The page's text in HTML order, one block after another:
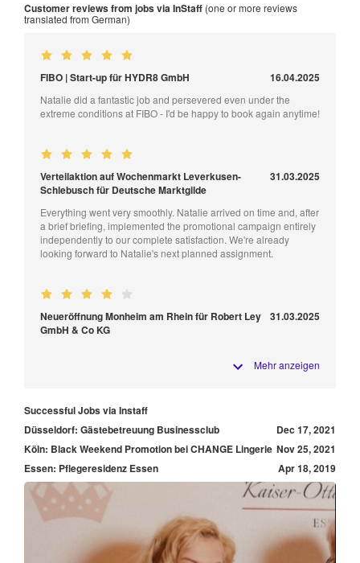
Customer reviews from jobs via InStaff (one or more reviews
translated from German)
FIBO | Start-up für HYDR8 GmbH 16.04.2025
Natalie did a fantastic job and persevered even under the
extreme conditions at FIBO - I'd be happy to book again anytime!
Verteilaktion auf Wochenmarkt Leverkusen-
Schlebusch für Deutsche Marktgilde
31.03.2025
Everything went very smoothly. Natalie arrived on time and, after
a brief briefing, implemented the promotional campaign entirely
independently to our complete satisfaction. We're already
looking forward to Natalie's next planned assignment.
Neueröffnung Monheim am Rhein für Robert Ley
GmbH & Co KG
31.03.2025
Mehr anzeigen
Successful Jobs via Instaff
Düsseldorf: Gästebetreuung Businessclub
Dec 17, 2021
Köln: Black Weekend Promotion bei CHANGE Lingerie Nov 25, 2021
Essen: Pflegeresidenz Essen
Apr 18, 2019